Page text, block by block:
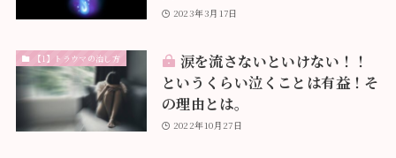
2023年3月17日
【1】トラウマの治し方
涙を流さないといけない！！
というくらい泣くことは有益！そ
の理由とは。
2022年10月27日